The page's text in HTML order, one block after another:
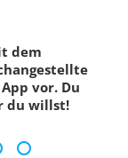
dem
vor. Du
du willst!